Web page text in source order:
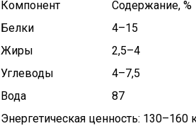
Компонент
Содержание, %
Белки
4–15
Жиры
2,5–4
Углеводы
4–7,5
Вода
87
Энергетическая ценность: 130–160